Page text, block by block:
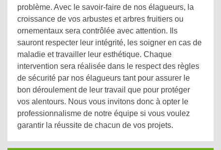
problème. Avec le savoir-faire de nos élagueurs, la
croissance de vos arbustes et arbres fruitiers ou
ornementaux sera contrôlée avec attention. Ils
sauront respecter leur intégrité, les soigner en cas de
maladie et travailler leur esthétique. Chaque
intervention sera réalisée dans le respect des règles
de sécurité par nos élagueurs tant pour assurer le
bon déroulement de leur travail que pour protéger
vos alentours. Nous vous invitons donc à opter le
professionnalisme de notre équipe si vous voulez
garantir la réussite de chacun de vos projets.